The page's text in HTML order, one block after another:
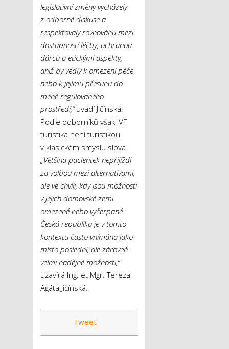
legislativní změny vycházely
z odborné diskuse a
respektovaly rovnováhu mezi
dostupností léčby, ochranou
dárců a etickými aspekty,
aniž by vedly k omezení péče
nebo k jejímu přesunu do
méně regulovaného
prostředí,“uvádí Jičínská.
Podle odborníků však IVF
turistika není turistikou
v klasickém smyslu slova.
„Většina pacientek nepřijíždí
za volbou mezi alternativami,
ale ve chvíli, kdy jsou možnosti
v jejich domovské zemi
omezené nebo vyčerpané.
Česká republika je v tomto
kontextu často vnímána jako
místo poslední, ale zároveň
velmi nadějné možnosti,“
uzavírá Ing. et Mgr. Tereza
Agáta Jičínská.
Tweet